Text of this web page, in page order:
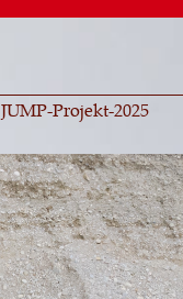
JUMP-Projekt-2025